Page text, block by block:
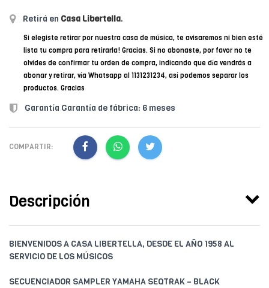
Retirá en Casa Libertella.
Si elegiste retirar por nuestra casa de música, te avisaremos ni bien esté
lista tu compra para retirarla! Gracias. Si no abonaste, por favor no te
olvides de confirmar tu orden de compra, indicando que día vendrás a
abonar y retirar, vía Whatsapp al 1131231234, así podemos separar los
productos. Gracias
Garantía Garantía de fábrica: 6 meses
COMPARTIR:
Descripción
BIENVENIDOS A CASA LIBERTELLA, DESDE EL AÑO 1958 AL
SERVICIO DE LOS MÚSICOS
SECUENCIADOR SAMPLER YAMAHA SEQTRAK – BLACK